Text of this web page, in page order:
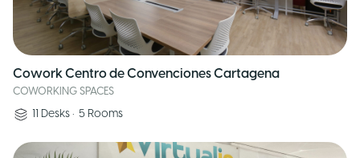
Cowork Centro de Convenciones Cartagena
COWORKING SPACES
11 Desks • 5 Rooms